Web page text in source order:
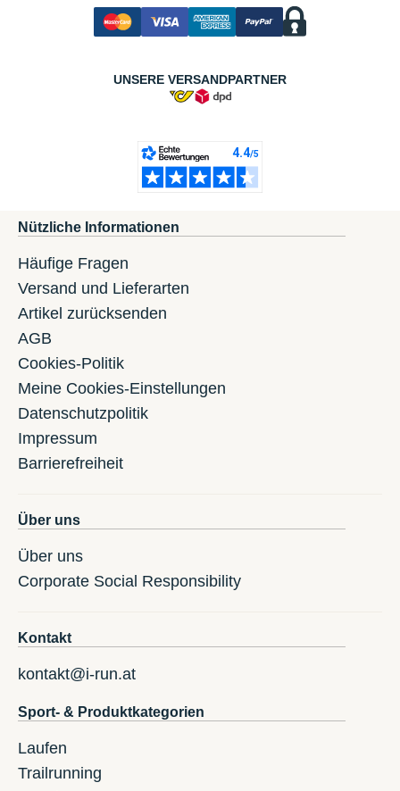
UNSERE VERSANDPARTNER
Nützliche Informationen
Häufige Fragen
Versand und Lieferarten
Artikel zurücksenden
AGB
Cookies-Politik
Meine Cookies-Einstellungen
Datenschutzpolitik
Impressum
Barrierefreiheit
Über uns
Über uns
Corporate Social Responsibility
Kontakt
kontakt@i-run.at
Sport- & Produktkategorien
Laufen
Trailrunning